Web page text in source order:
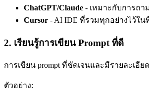
ChatGPT/Claude - เหมาะกับการถ
Cursor - AI IDE ที่รวมทุกอย่างไว้ใน
2. เรียนรู้การเขียน Prompt ที่ดี
การเขียน prompt ที่ชัดเจนและมีรายละเอี
ตัวอย่าง: